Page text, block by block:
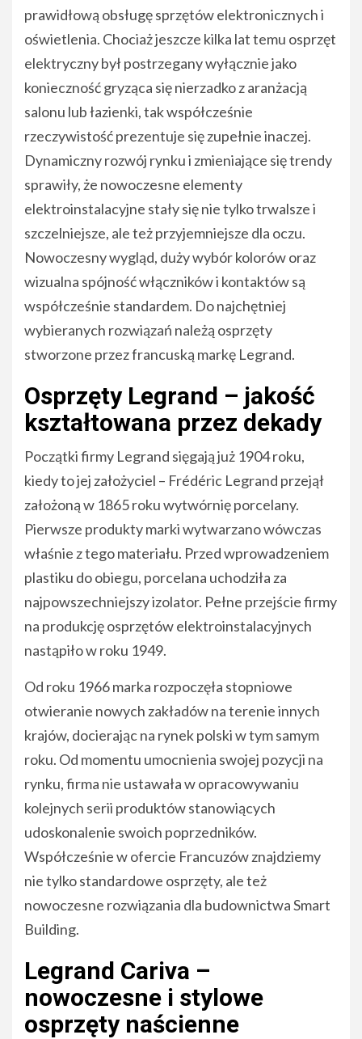
prawidłową obsługę sprzętów elektronicznych i
oświetlenia. Chociaż jeszcze kilka lat temu osprzęt
elektryczny był postrzegany wyłącznie jako
konieczność gryząca się nierzadko z aranżacją
salonu lub łazienki, tak współcześnie
rzeczywistość prezentuje się zupełnie inaczej.
Dynamiczny rozwój rynku i zmieniające się trendy
sprawiły, że nowoczesne elementy
elektroinstalacyjne stały się nie tylko trwalsze i
szczelniejsze, ale też przyjemniejsze dla oczu.
Nowoczesny wygląd, duży wybór kolorów oraz
wizualna spójność włączników i kontaktów są
współcześnie standardem. Do najchętniej
wybieranych rozwiązań należą osprzęty
stworzone przez francuską markę Legrand.
Osprzęty Legrand – jakość
kształtowana przez dekady
Początki firmy Legrand sięgają już 1904 roku,
kiedy to jej założyciel – Frédéric Legrand przejął
założoną w 1865 roku wytwórnię porcelany.
Pierwsze produkty marki wytwarzano wówczas
właśnie z tego materiału. Przed wprowadzeniem
plastiku do obiegu, porcelana uchodziła za
najpowszechniejszy izolator. Pełne przejście firmy
na produkcję osprzętów elektroinstalacyjnych
nastąpiło w roku 1949.
Od roku 1966 marka rozpoczęła stopniowe
otwieranie nowych zakładów na terenie innych
krajów, docierając na rynek polski w tym samym
roku. Od momentu umocnienia swojej pozycji na
rynku, firma nie ustawała w opracowywaniu
kolejnych serii produktów stanowiących
udoskonalenie swoich poprzedników.
Współcześnie w ofercie Francuzów znajdziemy
nie tylko standardowe osprzęty, ale też
nowoczesne rozwiązania dla budownictwa Smart
Building.
Legrand Cariva –
nowoczesne i stylowe
osprzęty naścienne